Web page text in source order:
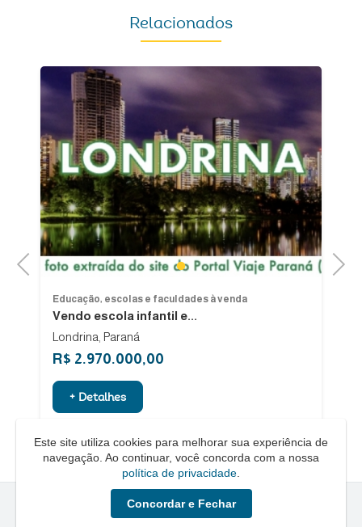
Relacionados
Previous 1
Educação, escolas e faculdades à venda
Vendo escola infantil e...
Londrina, Paraná
R$ 2.970.000,00
+ Detalhes
Next
Quero um Negócio © - 2026 - Todos os direitos reservados
Este site utiliza cookies para melhorar sua experiência de
navegação. Ao continuar, você concorda com a nossa
política de privacidade
Concordar e Fechar